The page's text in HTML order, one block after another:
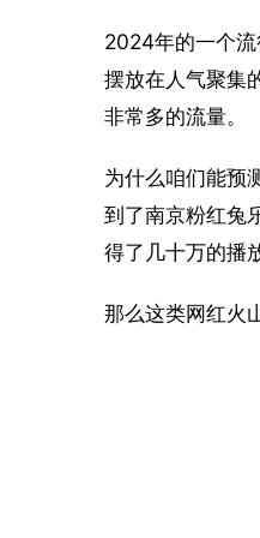
2024年的一个
摆放在人气聚集
非常多的流量。
为什么咱们能预
到了南京粉红兔
得了几十万的播
那么这类网红火